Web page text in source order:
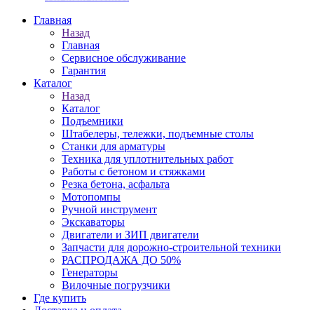
Главная
Назад
Главная
Сервисное обслуживание
Гарантия
Каталог
Назад
Каталог
Подъемники
Штабелеры, тележки, подъемные столы
Станки для арматуры
Техника для уплотнительных работ
Работы с бетоном и стяжками
Резка бетона, асфальта
Мотопомпы
Ручной инструмент
Экскаваторы
Двигатели и ЗИП двигатели
Запчасти для дорожно-строительной техники
РАСПРОДАЖА ДО 50%
Генераторы
Вилочные погрузчики
Где купить